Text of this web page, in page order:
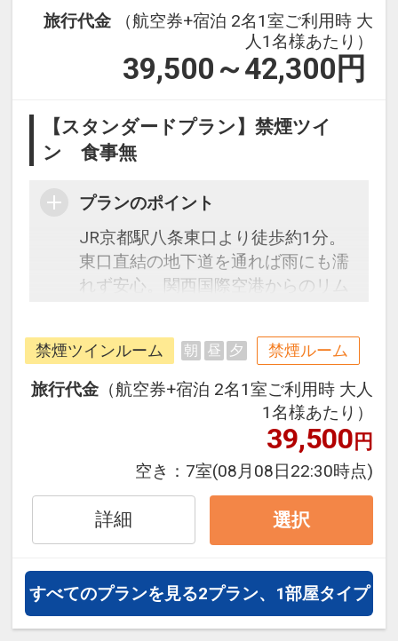
旅行代金
（航空券+宿泊 2名1室ご利用時 大
人1名様あたり）
39,500～42,300 円
【スタンダードプラン】禁煙ツイ
ン 食事無
プランのポイント
JR京都駅八条東口より徒歩約1分。
東口直結の地下道を通れば雨にも濡
れず安心。関西国際空港からのリム
チェックイン前はもちろん、チェッ
クアウト後も無料でお荷物のお預か
りＯＫ！駅前立地なので受取もラク
ラク。シモンズ社製のベッドや加湿
機能付空気清浄機を完備したお部屋
で快適な滞在をお楽しみいただけま
禁煙ツインルーム 朝 昼 夕 禁煙ルーム
旅行代金 （航空券+宿泊 2名1室ご利用時 大人
1名様あたり）
39,500円
空き： 7室(08月08日22:30時点)
詳細 選択
すべてのプランを見る2プラン、1部屋タイプ